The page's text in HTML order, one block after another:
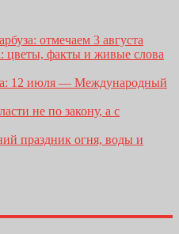
отмечаем 3 августа
цветы, факты и живые слова
12 июля — Международный
не по закону, а с
праздник огня, воды и